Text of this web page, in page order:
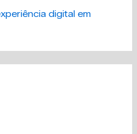
digital em